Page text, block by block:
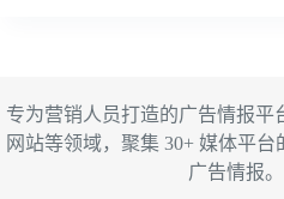
专为营销人员打造的广告情报平
网站等领域，聚集 30+ 媒体平
广告情报。